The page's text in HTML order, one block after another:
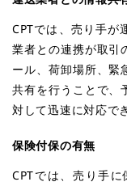
CPTでは、売り手が
業者との連携が取引
ール、荷卸場所、緊
共有を行うことで、
対して迅速に対応で
保険付保の有無
CPTでは、売り手